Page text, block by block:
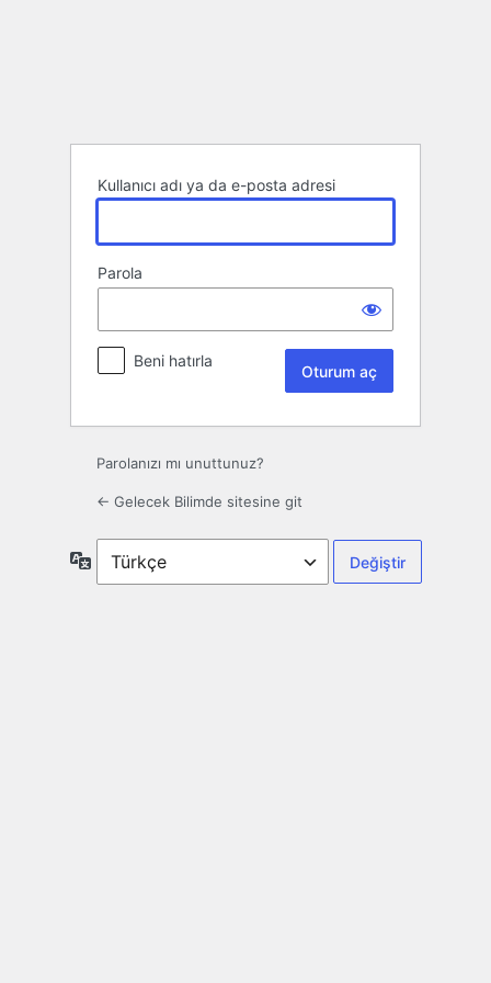
Kullanıcı adı ya da e-posta adresi
Parola
Beni hatırla
Parolanızı mı unuttunuz?
← Gelecek Bilimde sitesine git
Dil